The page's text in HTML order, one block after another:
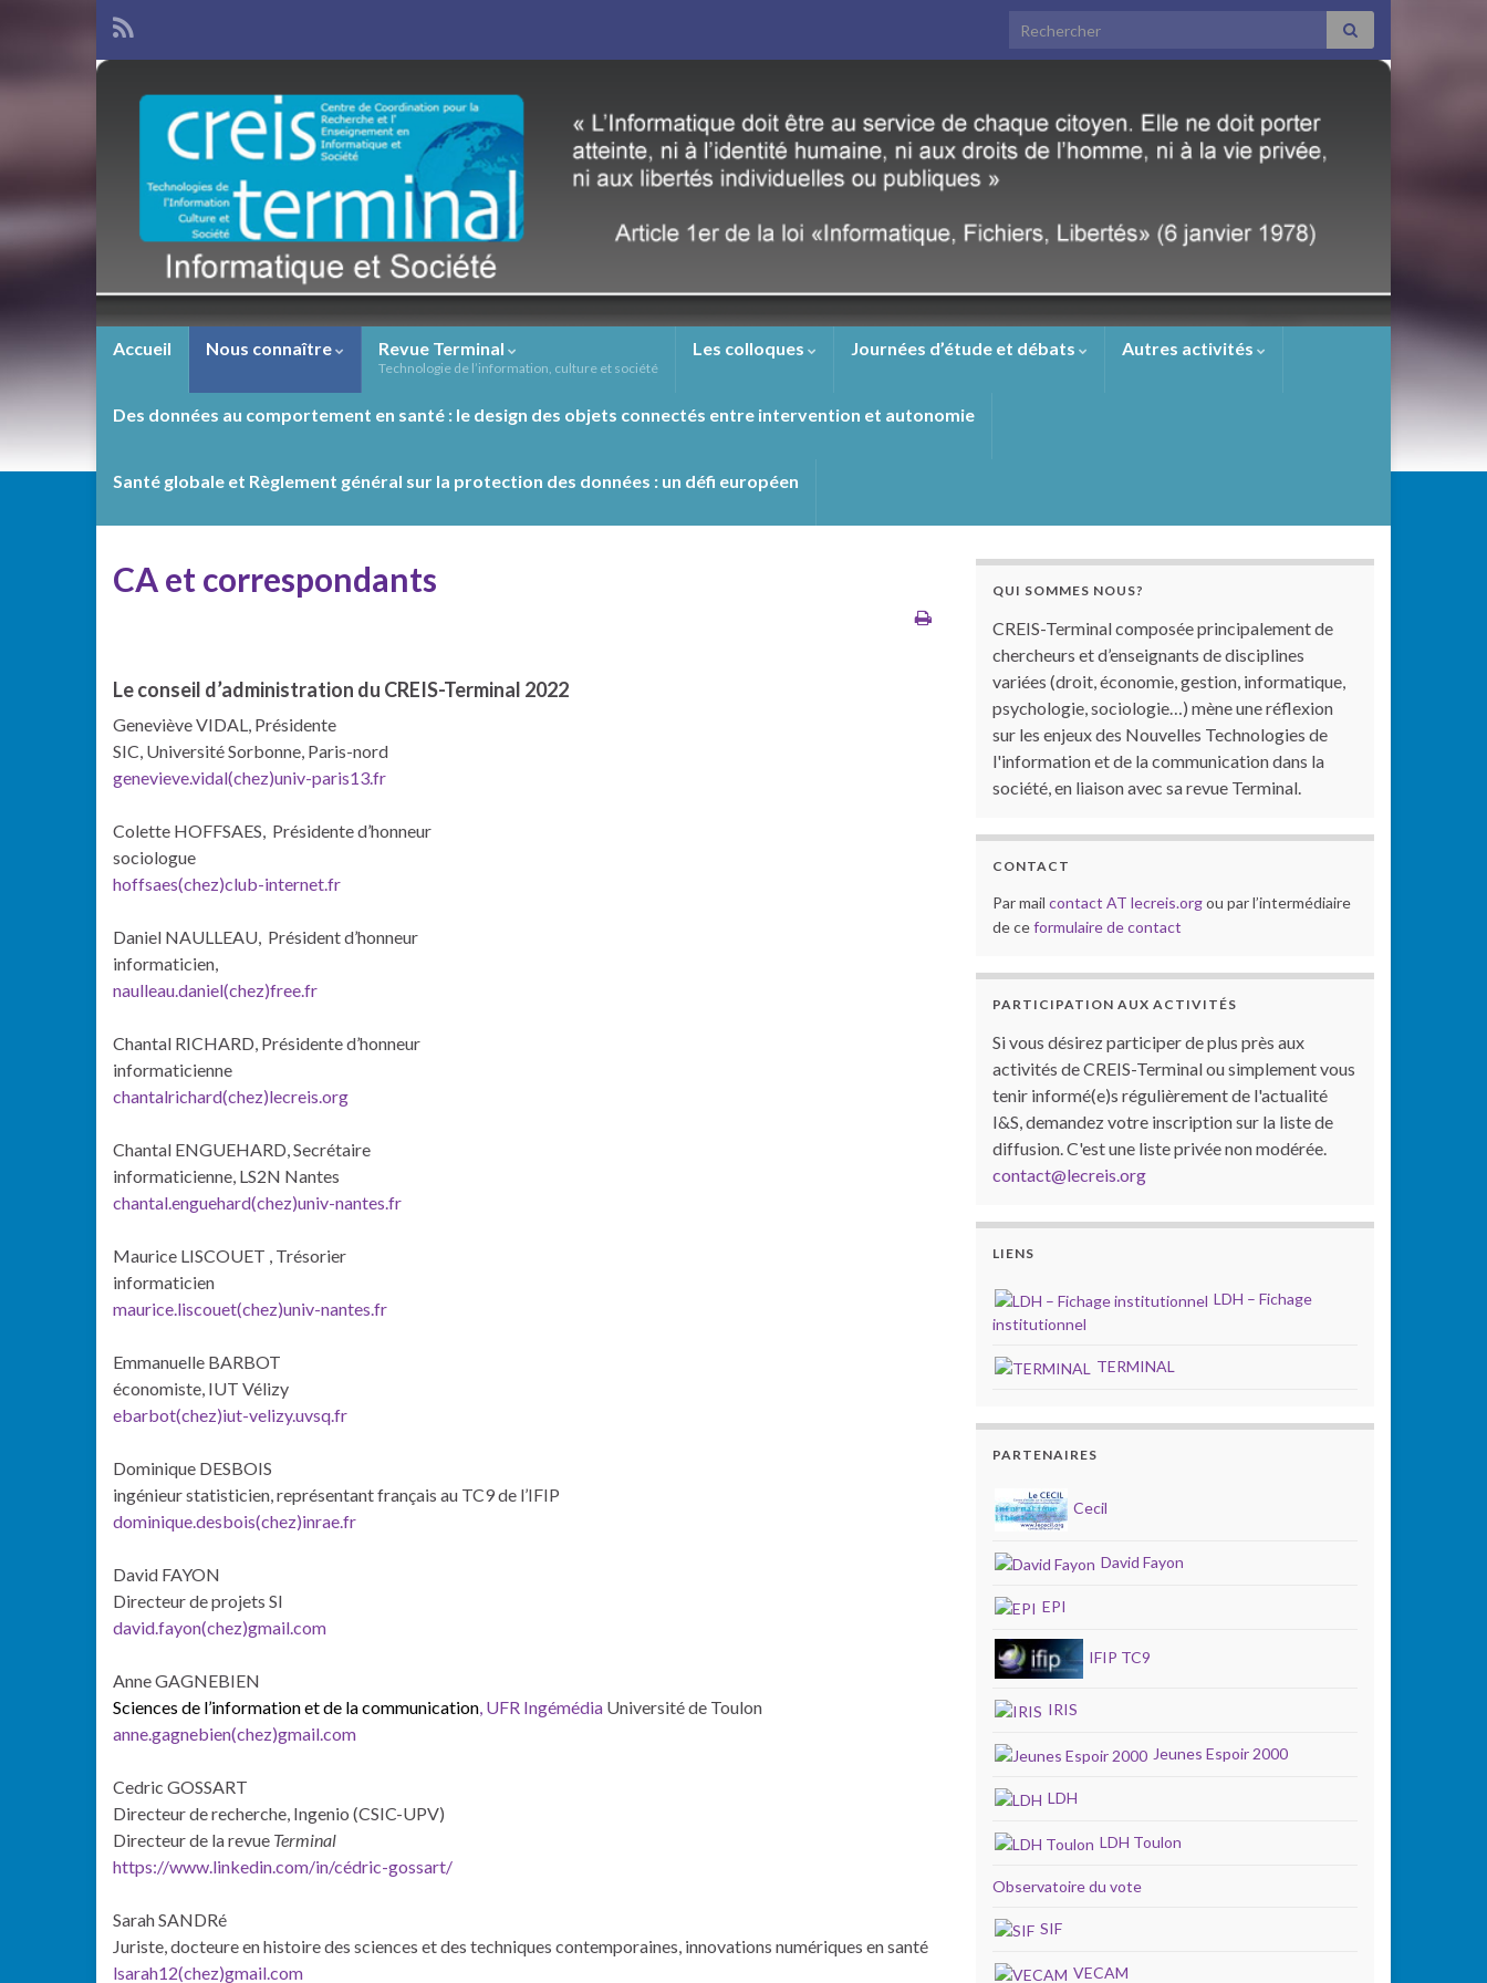
Search for:
Accueil Nous connaître Revue Terminal
Technologie de l’information, culture et société
Les colloques Journées d’étude et débats Autres activités
Des données au comportement en santé : le design des objets connectés entre intervention et autonomie
Santé globale et Règlement général sur la protection des données : un défi européen
CA et correspondants
Le conseil d’administration du CREIS-Terminal 2022
Geneviève VIDAL, Présidente
SIC, Université Sorbonne, Paris-nord
genevieve.vidal(chez)univ-paris13.fr
Colette HOFFSAES, Présidente d’honneur
sociologue
hoffsaes(chez)club-internet.fr
Daniel NAULLEAU, Président d’honneur
informaticien,
naulleau.daniel(chez)free.fr
Chantal RICHARD, Présidente d’honneur
informaticienne
chantalrichard(chez)lecreis.org
Chantal ENGUEHARD, Secrétaire
informaticienne, LS2N Nantes
chantal.enguehard(chez)univ-nantes.fr
Maurice LISCOUET , Trésorier
informaticien
maurice.liscouet(chez)univ-nantes.fr
Emmanuelle BARBOT
économiste, IUT Vélizy
ebarbot(chez)iut-velizy.uvsq.fr
Dominique DESBOIS
ingénieur statisticien, représentant français au TC9 de l’IFIP
dominique.desbois(chez)inrae.fr
David FAYON
Directeur de projets SI
david.fayon(chez)gmail.com
Anne GAGNEBIEN
Sciences de l’information et de la communication, UFR Ingémédia Université de Toulon
anne.gagnebien(chez)gmail.com
Cedric GOSSART
Directeur de recherche, Ingenio (CSIC-UPV)
Directeur de la revue Terminal
https://www.linkedin.com/in/cédric-gossart/
Sarah SANDRé
Juriste, docteure en histoire des sciences et des techniques contemporaines, innovations numériques en santé
lsarah12(chez)gmail.com
QUI SOMMES NOUS?
CREIS-Terminal composée principalement de
chercheurs et d’enseignants de disciplines
variées (droit, économie, gestion, informatique,
psychologie, sociologie…) mène une réflexion
sur les enjeux des Nouvelles Technologies de
l'information et de la communication dans la
société, en liaison avec sa revue Terminal.
CONTACT
Par mail contact AT lecreis.orgou par l’intermédiaire
de ceformulaire de contact
PARTICIPATION AUX ACTIVITÉS
Si vous désirez participer de plus près aux
activités de CREIS-Terminal ou simplement vous
tenir informé(e)s régulièrement de l'actualité
I&S, demandez votre inscription sur la liste de
diffusion. C'est une liste privée non modérée.
contact@lecreis.org
LIENS
LDH – Fichage
institutionnel
TERMINAL
PARTENAIRES
Cecil
David Fayon
EPI
IFIP TC9
IRIS
Jeunes Espoir 2000
LDH
LDH Toulon
Observatoire du vote
SIF
VECAM